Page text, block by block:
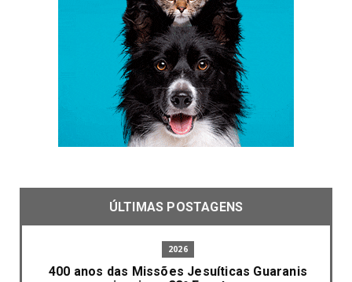
ÚLTIMAS POSTAGENS
2026
400 anos das Missões Jesuíticas Guaranis